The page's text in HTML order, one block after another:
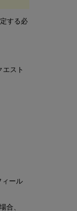
する必
スト
ィール
合、